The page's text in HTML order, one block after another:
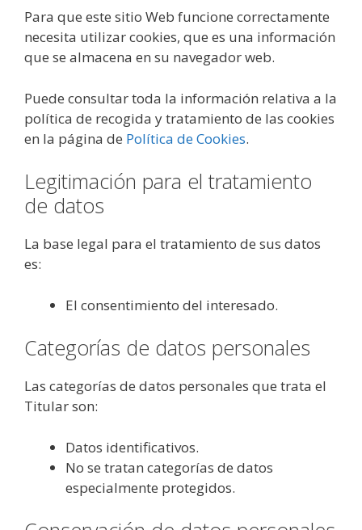
Para que este sitio Web funcione correctamente
necesita utilizar cookies, que es una información
que se almacena en su navegador web.
Puede consultar toda la información relativa a la
política de recogida y tratamiento de las cookies
en la página de Política de Cookies.
Legitimación para el tratamiento
de datos
La base legal para el tratamiento de sus datos
es:
El consentimiento del interesado.
Categorías de datos personales
Las categorías de datos personales que trata el
Titular son:
Datos identificativos.
No se tratan categorías de datos
especialmente protegidos.